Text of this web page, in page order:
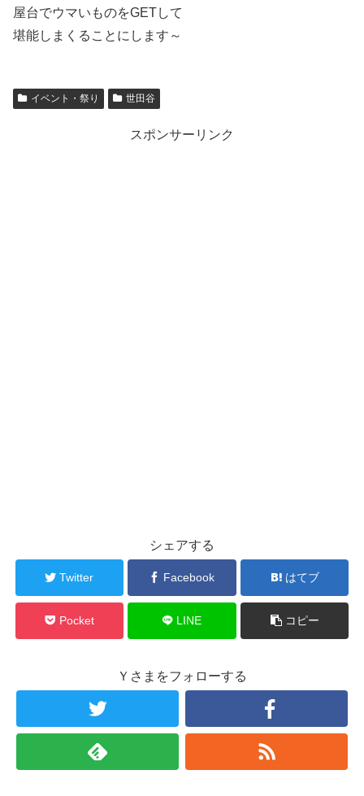
屋台でウマいものをGETして
堪能しまくることにします～
イベント・祭り 世田谷
スポンサーリンク
シェアする
Twitter Facebook はてブ
Pocket LINE コピー
Ｙさまをフォローする